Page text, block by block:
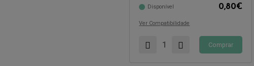
Disponível 0,80€
Ver Compatibilidade
Comprar